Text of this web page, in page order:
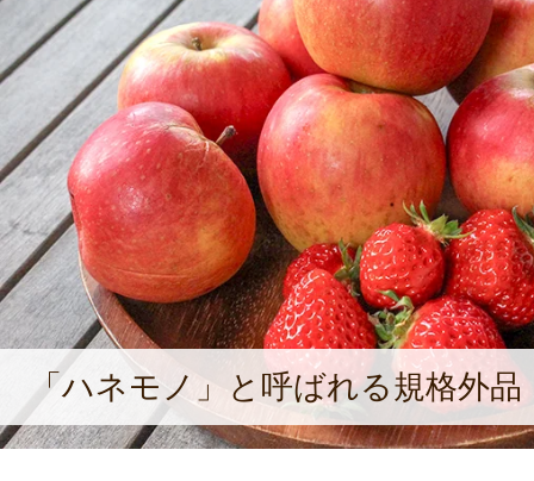
「ハネモノ」と呼ばれる規格外品